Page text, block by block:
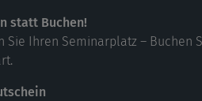
statt Buchen!
Sie Ihren Seminarplatz – Buchen